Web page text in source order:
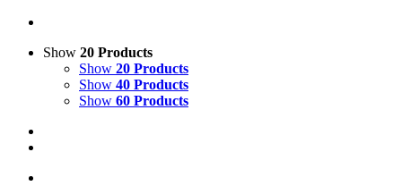
Show 20 Products
Show 20 Products
Show 40 Products
Show 60 Products